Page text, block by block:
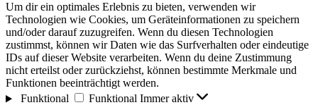
Um dir ein optimales Erlebnis zu bieten, verwenden wir
Technologien wie Cookies, um Geräteinformationen zu speichern
und/oder darauf zuzugreifen. Wenn du diesen Technologien
zustimmst, können wir Daten wie das Surfverhalten oder eindeutige
IDs auf dieser Website verarbeiten. Wenn du deine Zustimmung
nicht erteilst oder zurückziehst, können bestimmte Merkmale und
Funktionen beeinträchtigt werden.
Funktional
Funktional Immer aktiv